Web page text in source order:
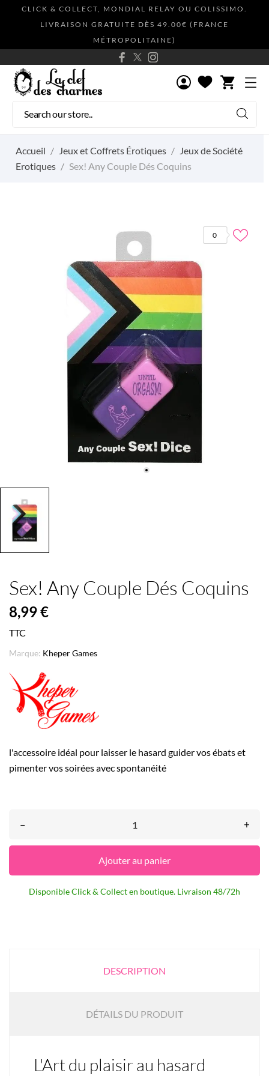
CLICK & COLLECT, MONDIAL RELAY OU COLISSIMO.
LIVRAISON GRATUITE DÈS 49.00€ (FRANCE
MÉTROPOLITAINE)
shopping_cart
Accueil Jeux et Coffrets Érotiques
Jeux de Société
Erotiques
Sex! Any Couple Dés Coquins
0
Sex! Any Couple Dés Coquins
8,99 €
TTC
Marque: Kheper Games
l'accessoire idéal pour laisser le hasard guider vos ébats et
pimenter vos soirées avec spontanéité
– +
Ajouter au panier
Disponible Click & Collect en boutique. Livraison 48/72h
DESCRIPTION
DÉTAILS DU PRODUIT
L'Art du plaisir au hasard